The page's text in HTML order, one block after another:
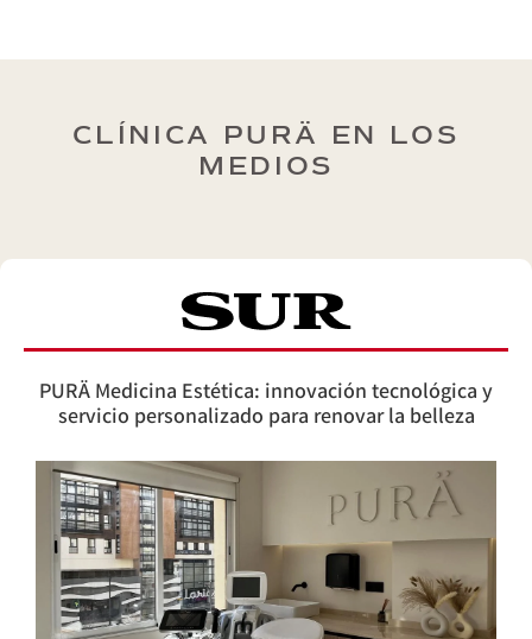
CLÍNICA PURÄ EN LOS
MEDIOS
PURÄ Medicina Estética: innovación tecnológica y
servicio personalizado para renovar la belleza